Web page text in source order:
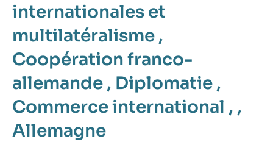
internationales et
multilatéralisme ,
Coopération franco-
allemande , Diplomatie ,
Commerce international , ,
Allemagne